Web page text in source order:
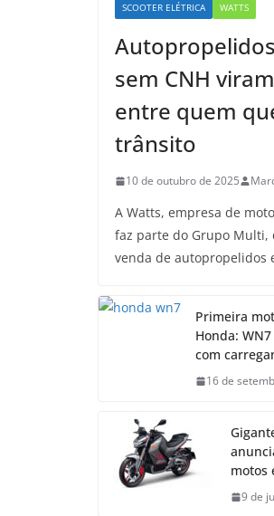
SCOOTER ELÉTRICA
WATTS
sem CNH
entre quem
trânsito
10 de outubro de 2025
A Watts, empresa de
faz parte do Grupo Multi,
venda de autopropelidos
Primeira
Honda:
com
16 de
motos
9 de